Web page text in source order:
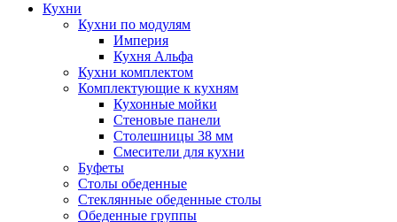
Кухни
Кухни по модулям
Империя
Кухня Альфа
Кухни комплектом
Комплектующие к кухням
Кухонные мойки
Стеновые панели
Столешницы 38 мм
Смесители для кухни
Буфеты
Столы обеденные
Стеклянные обеденные столы
Обеденные группы